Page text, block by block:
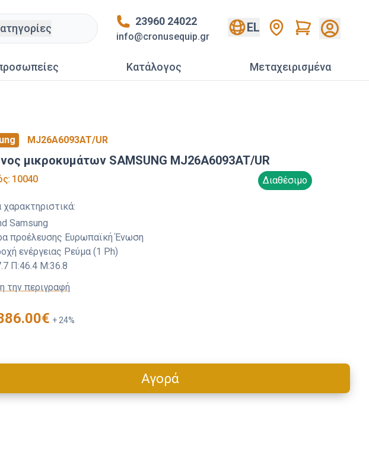
23960 24022
info@cronusequip.gr
EL Cart
Κατάλογος Mεταχειρισμένα
MJ26A6093AT/UR
μικροκυμάτων SAMSUNG MJ26A6093AT/UR
: 10040 Διαθέσιμο
χαρακτηριστικά:
Samsung
προέλευσης Ευρωπαϊκή Ένωση
ενέργειας Ρεύμα (1 Ph)
Π:46.4 M:36.8
την περιγραφή
€ +24%
Αγορά
Cart